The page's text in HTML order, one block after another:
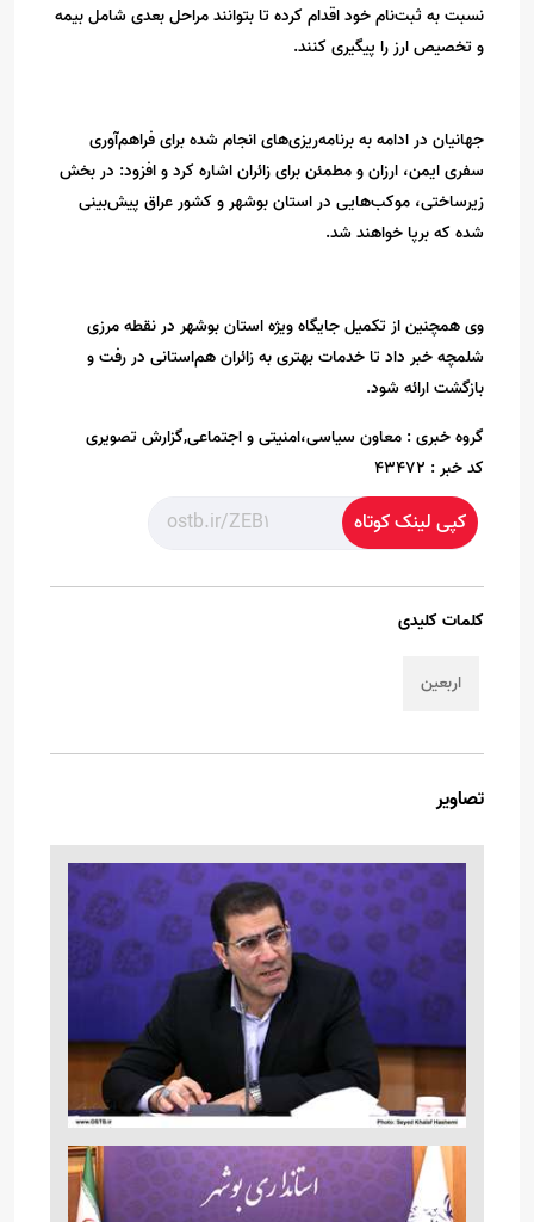
نسبت به ثبت‌نام خود اقدام کرده تا بتوانند مراحل بعدی شامل بیمه
و تخصیص ارز را پیگیری کنند.
جهانیان در ادامه به برنامه‌ریزی‌های انجام شده برای فراهم‌آوری
سفری ایمن، ارزان و مطمئن برای زائران اشاره کرد و افزود: در بخش
زیرساختی، موکب‌هایی در استان بوشهر و کشور عراق پیش‌بینی
شده که برپا خواهند شد.
وی همچنین از تکمیل جایگاه ویژه استان بوشهر در نقطه مرزی
شلمچه خبر داد تا خدمات بهتری به زائران هم‌استانی در رفت و
بازگشت ارائه شود.
گروه خبری : معاون سیاسی،امنیتی و اجتماعی,گزارش تصویری
کد خبر : 43472
کپی لینک کوتاه
کلمات کلیدی
اربعین
تصاویر